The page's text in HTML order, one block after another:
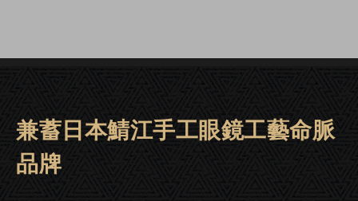
金子眼鏡 | 大安．東門－
兼蓄日本鯖江手工眼鏡工藝命脈
品牌